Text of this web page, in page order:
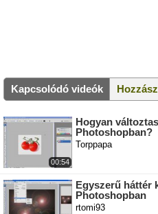
Kapcsolódó videók
00:54
Hogyan
Photoshopban?
Torppapa
Egyszerű háttér
Photoshopban
rtomi93